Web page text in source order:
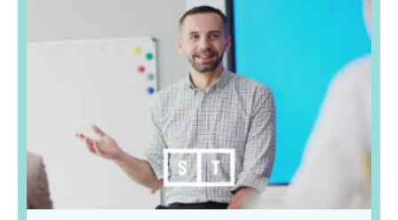
useampi
muunnelma.
Voit
tehdä
valinnat
tuotteen
useampi
muunnelma.
Voit
tehdä
valinnat
tuotteen